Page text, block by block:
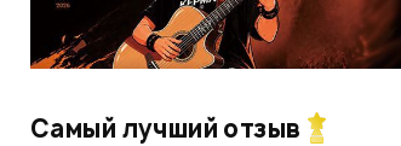
Самый лучший отзыв